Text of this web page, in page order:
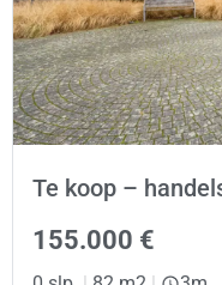
Te koop –
155.000 €